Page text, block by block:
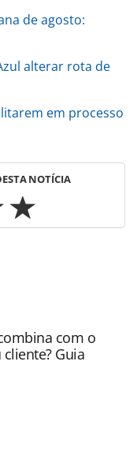
de agosto:
alterar rota de
em processo
NOTÍCIA
novas-
de-voos-entre-
as ferramentas
produzido pela
brasileira
conteúdo sem
com o
Guia